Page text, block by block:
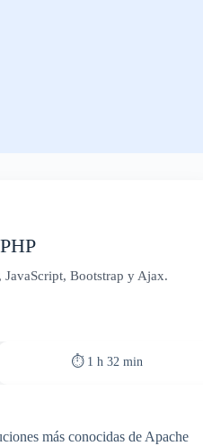
JavaScript, Bootstrap y Ajax.
⏱ 1 h 32 min
más conocidas de Apache